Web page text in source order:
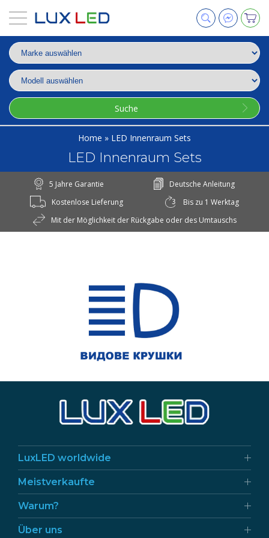
Suche
Home » LED Innenraum Sets
LED Innenraum Sets
5 Jahre Garantie
Deutsche Anleitung
Kostenlose Lieferung
Bis zu 1 Werktag
Mit der Möglichkeit der Rückgabe oder des Umtauschs
LuxLED worldwide
Meistverkaufte
Warum?
Über uns